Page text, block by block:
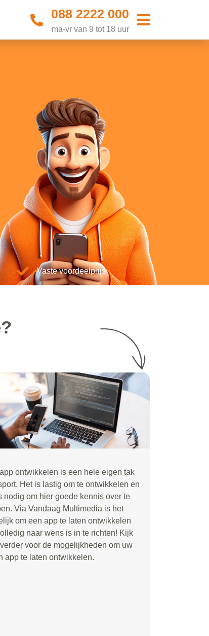
088 2222 000
ma-vr van 9 tot 18 uur
Vaste voordeelprijs
ontwikkelen is een hele eigen tak
Het is lastig om te ontwikkelen en
nodig om hier goede kennis over te
Via Vandaag Multimedia is het
om een app te laten ontwikkelen
naar wens is in te richten! Kijk
voor de mogelijkheden om uw
app te laten ontwikkelen.